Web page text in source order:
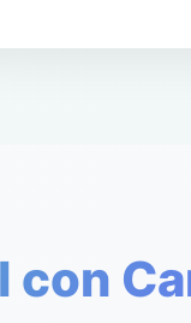
con